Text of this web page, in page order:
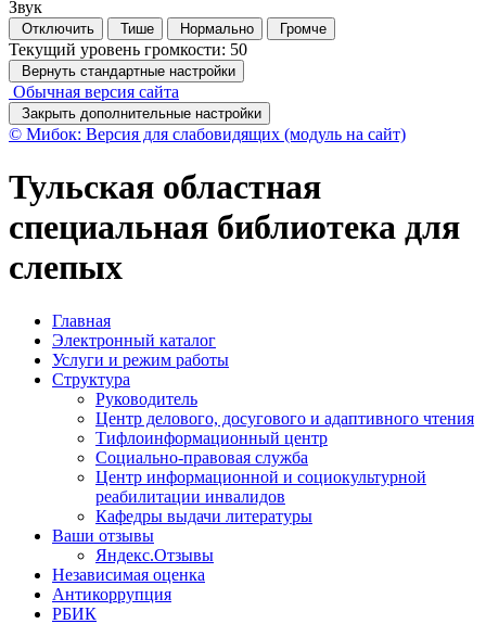
Звук
Отключить Тише Нормально Громче
Текущий уровень громкости: 50
Вернуть стандартные настройки
Обычная версия сайта
Закрыть дополнительные настройки
© Мибок: Версия для слабовидящих (модуль на сайт)
Тульская областная
специальная библиотека для
слепых
Главная
Электронный каталог
Услуги и режим работы
Структура
Руководитель
Центр делового, досугового и адаптивного чтения
Тифлоинформационный центр
Социально-правовая служба
Центр информационной и социокультурной
реабилитации инвалидов
Кафедры выдачи литературы
Ваши отзывы
Яндекс.Отзывы
Независимая оценка
Антикоррупция
РБИК